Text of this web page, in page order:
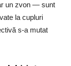
un zvon — sunt
la cupluri
s-a mutat